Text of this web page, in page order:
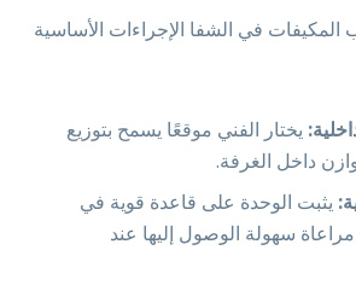
في الشفا الإجراءات الأساسية
يختار الفني موقعًا يسمح بتوزيع
داخل الغرفة.
يثبت الوحدة على قاعدة قوية في
سهولة الوصول إليها عند